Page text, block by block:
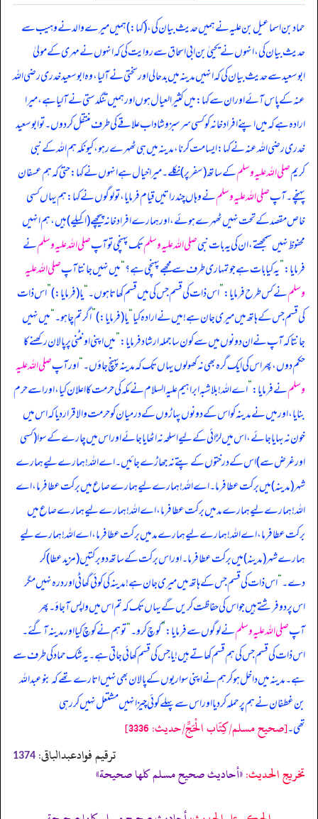
حماد بن اسماعیل بن علیہ نے ہمیں حدیث بیان کی، (کہا:) ہمیں میرے والد نے وہیب سے
حدیث بیان کی، انہوں نے یحییٰ بن ابی اسحاق سے روایت کی کہ انہوں نے مہری کے مولیٰ
ابوسعید سے حدیث بیان کی کہ انہیں مدینہ میں بدحالی اور سختی نے آ لیا، وہ ابوسعید خدری رضی اللہ
عنہ کے پاس آئے اور ان سے کہا: میں کثیر العیال ہوں اور ہمیں تنگدستی نے آ لیا ہے، میرا
ارادہ ہے کہ میں اپنے افراد خانہ کو کسی سرسبز و شاداب علاقے کی طرف منتقل کر دوں۔ تو ابوسعید
خدری رضی اللہ عنہ نے کہا: ایسا مت کرنا، مدینہ میں ہی ٹھہرے رہو، کیونکہ ہم اللہ کے نبی
کریمصلی اللہ علیہ وسلمکے ساتھ (سفر پر) نکلے۔ میرا خیال ہے انہوں نے کہا: حتیٰ کہ ہم عسفان
پہنچے۔ آپصلی اللہ علیہ وسلمنے وہاں چند راتیں قیام فرمایا، تو لوگوں نے کہا: ہم یہاں کسی
خاص مقصد کے تحت نہیں ٹھہرے ہوئے، اور ہمارے افراد خانہ پیچھے (اکیلے) ہیں، ہم انہیں
محفوظ نہیں سمجھتے، ان کی یہ بات نبیصلی اللہ علیہ وسلمتک پہنچی تو آپصلی اللہ علیہ وسلمنے
فرمایا:”یہ کیا بات ہے جو تمہاری طرف سے مجھے پہنچی ہے؟“میں نہیں جانتا آپصلی اللہ علیہ
وسلمنے کس طرح فرمایا:”اس ذات کی قسم جس کی میں قسم کھاتا ہوں۔“یا (فرمایا:)”اس ذات
کی قسم جس کے ہاتھ میں میری جان ہے! میں نے ارادہ کیا“یا (فرمایا:)”اگر تم چاہو۔“میں نہیں
جانتا کہ آپ نے ان دونوں میں سے کون سا جملہ ارشاد فرمایا:”میں اپنی اونٹنی پر پالان رکھنے کا
حکم دوں، پھر اس کی ایک گرہ بھی نہ کھولوں یہاں تک کہ مدینہ پہنچ جاؤں۔“اور آپصلی اللہ علیہ
وسلمنے فرمایا:”اے اللہ! بلاشبہ ابراہیم علیہ السلام نے مکہ کی حرمت کا اعلان کیا، اور اسے حرم
بنایا، اور میں نے مدینہ کو اس کے دونوں پہاڑوں کے درمیان کو حرمت والا قرار دیا کہ اس میں
خون نہ بہایا جائے، اس میں لڑائی کے لیے اسلحہ نہ اٹھایا جائے اور اس میں چارے کے سوا (کسی
اور غرض سے) اس کے درختوں کے پتے نہ جھاڑے جائیں۔ اے اللہ! ہمارے لیے ہمارے
شہر (مدینہ) میں برکت عطا فرما۔ اے اللہ! ہمارے لیے ہمارے صاع میں برکت عطا فرما، اے
اللہ! ہمارے لیے ہمارے مد میں برکت عطا فرما، اے اللہ! ہمارے لیے ہمارے صاع میں
برکت عطا فرما، اے اللہ! ہمارے لیے ہمارے مد میں برکت عطا فرما، اے اللہ! ہمارے لیے
ہمارے شہر (مدینہ) میں برکت عطا فرما۔ اور اس برکت کے ساتھ دو برکتیں (مزید عطا) کر
دے۔“اس ذات کی قسم جس کے ہاتھ میں میری جان ہے! مدینہ کی کوئی گھاٹی اور درہ نہیں مگر
اس پر دو فرشتے ہیں جو اس کی حفاظت کریں گے یہاں تک کہ تم اس میں واپس آجاؤ۔ پھر
آپصلی اللہ علیہ وسلمنے لوگوں سے فرمایا:”کوچ کرو۔“تو ہم نے کوچ کیا اور مدینہ آگئے۔
اس ذات کی قسم جس کی ہم قسم کھاتے ہیں! یا جس کی قسم کھائی جاتی ہے۔ یہ شک حماد کی طرف سے
ہے۔ مدینہ میں داخل ہو کر ہم نے اپنی سواریوں کے پالان بھی نہیں اتارے تھے کہ بنو عبداللہ
بن غطفان نے ہم پر حملہ کر دیا اور اس سے پہلے کوئی چیز انہیں مشتعل نہیں کر رہی
تھی۔[صحيح مسلم/كِتَاب الْحَجِّ/حدیث: 3336]
ترقیم فوادعبدالباقی: 1374
تخریج الحدیث:«أحاديث صحيح مسلم كلها صحيحة»